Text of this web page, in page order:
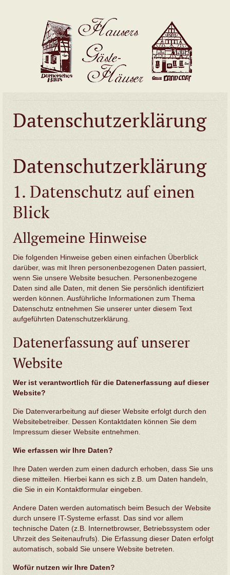
Datenschutzerklärung
Datenschutzerklärung
1. Datenschutz auf einen
Blick
Allgemeine Hinweise
Die folgenden Hinweise geben einen einfachen Überblick
darüber, was mit Ihren personenbezogenen Daten passiert,
wenn Sie unsere Website besuchen. Personenbezogene
Daten sind alle Daten, mit denen Sie persönlich identifiziert
werden können. Ausführliche Informationen zum Thema
Datenschutz entnehmen Sie unserer unter diesem Text
aufgeführten Datenschutzerklärung.
Datenerfassung auf unserer
Website
Wer ist verantwortlich für die Datenerfassung auf dieser
Website?
Die Datenverarbeitung auf dieser Website erfolgt durch den
Websitebetreiber. Dessen Kontaktdaten können Sie dem
Impressum dieser Website entnehmen.
Wie erfassen wir Ihre Daten?
Ihre Daten werden zum einen dadurch erhoben, dass Sie uns
diese mitteilen. Hierbei kann es sich z.B. um Daten handeln,
die Sie in ein Kontaktformular eingeben.
Andere Daten werden automatisch beim Besuch der Website
durch unsere IT-Systeme erfasst. Das sind vor allem
technische Daten (z.B. Internetbrowser, Betriebssystem oder
Uhrzeit des Seitenaufrufs). Die Erfassung dieser Daten erfolgt
automatisch, sobald Sie unsere Website betreten.
Wofür nutzen wir Ihre Daten?